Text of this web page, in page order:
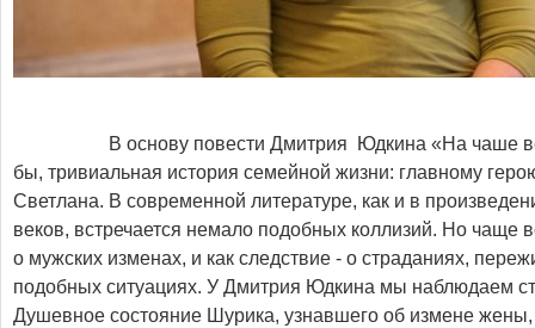
В основу повести Дмитрия Юдкина «На чаше
бы, тривиальная история семейной жизни: главному
Светлана. В современной литературе, как и в
веков, встречается немало подобных коллизий. Но чаще
о мужских изменах, и как следствие - о страданиях,
подобных ситуациях. У Дмитрия Юдкина мы наблюдаем
Душевное состояние Шурика, узнавшего об измене жены,